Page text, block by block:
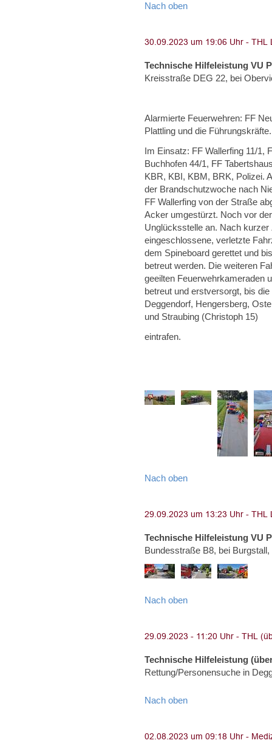
Nach oben
Technische Hilfeleistung VU
Kreisstraße DEG 22, bei
Alarmierte Feuerwehren: FF
Plattling und die Führungskräfte.
Im Einsatz: FF Wallerfing 11/1,
Buchhofen 44/1, FF
KBR, KBI, KBM, BRK, Polizei.
der Brandschutzwoche nach
FF Wallerfing von der Straße
Acker umgestürzt. Noch vor
Unglücksstelle an. Nach
eingeschlossene, verletzte
dem Spineboard gerettet und
betreut werden. Die weiteren
geeilten Feuerwehrkameraden
betreut und erstversorgt, bis
Deggendorf, Hengersberg,
und Straubing (Christoph 15)
eintrafen.
Nach oben
Technische Hilfeleistung VU
Bundesstraße B8, bei
Nach oben
Technische Hilfeleistung
Rettung/Personensuche in
Nach oben